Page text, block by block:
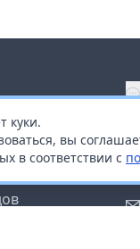
куки.
вы
в соответствии с